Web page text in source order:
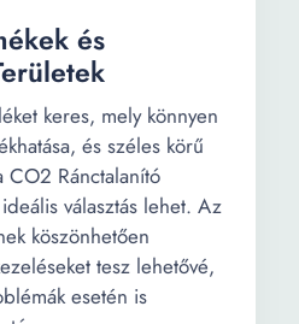
és
keres, mely könnyen
és széles körű
CO2 Ránctalanító
választás lehet. Az
köszönhetően
tesz lehetővé,
esetén is